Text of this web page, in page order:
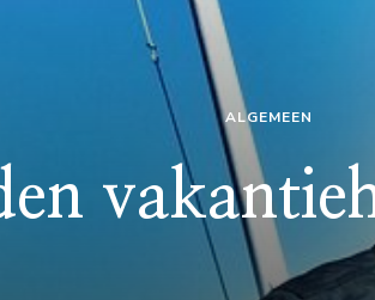
ALGEMEEN